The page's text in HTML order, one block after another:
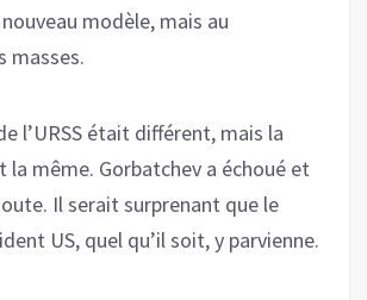
modèle, mais au
masses.
l’URSS était différent, mais la
même. Gorbatchev a échoué et
Il serait surprenant que le
US, quel qu’il soit, y parvienne.